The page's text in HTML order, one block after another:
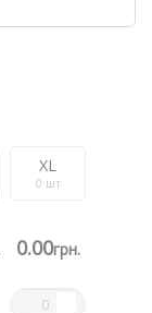
XL
0 шт
0.00грн.